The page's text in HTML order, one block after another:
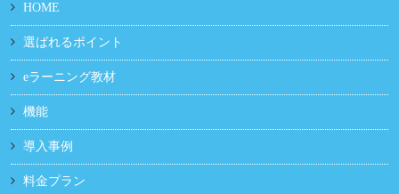
HOME
選ばれるポイント
eラーニング教材
機能
導入事例
料金プラン